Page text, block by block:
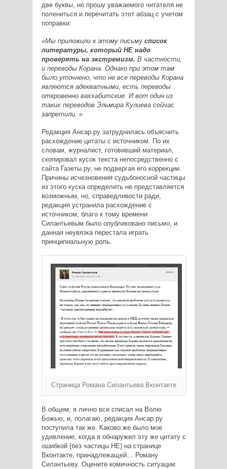
две буквы, но прошу уважаемого читателя не
полениться и перечитать этот абзац с учетом
поправки:
«Мы приложили к этому письму список
литературы, который НЕ надо
проверять на экстремизм. В частности,
и переводы Корана. Однако при этом там
было уточнено, что не все переводы Корана
являются адекватными, есть переводы
откровенно ваххабитские. И вот один из
таких переводов Эльмира Кулиева сейчас
запретили. »
Редакция Ансар.ру затруднилась объяснить
расхождение цитаты с источником. По их
словам, журналист, готовивший материал,
скопировал кусок текста непосредственно с
сайта Газеты.ру, не подвергая его коррекции.
Причины исчезновения судьбоносной частицы
из этого куска определить не представляется
возможным, но, справедливости ради,
редакция устранила расхождение с
источником, благо к тому времени
Силантьевым было опубликовано письмо, и
данная неувязка перестала играть
принципиальную роль.
Страница Романа Силантьева Вконтакте
В общем, я лично все списал на Волю
Божью, и, полагаю, редакция Ансар.ру
поступила так же. Каково же было мое
удивление, когда я обнаружил эту же цитату с
ошибкой (без частицы НЕ) на странице
Вконтакте, принадлежащей… Роману
Силантьеву. Оцените комичность ситуации: